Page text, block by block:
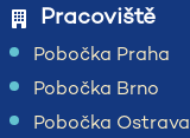
Pracoviště
Pobočka Praha
Pobočka Brno
Pobočka Ostrava